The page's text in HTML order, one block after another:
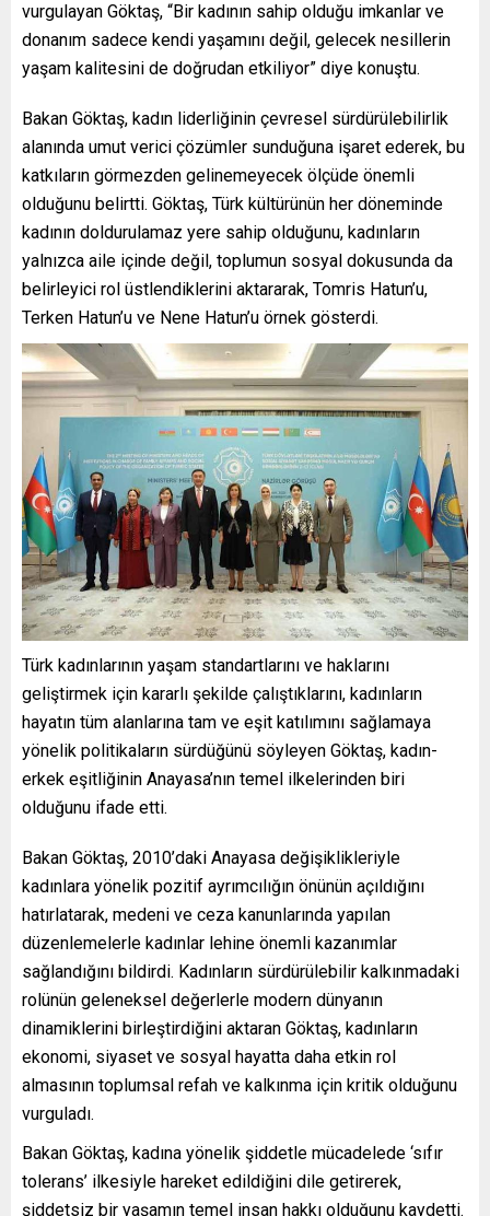
vurgulayan Göktaş, “Bir kadının sahip olduğu imkanlar ve
donanım sadece kendi yaşamını değil, gelecek nesillerin
yaşam kalitesini de doğrudan etkiliyor” diye konuştu.
Bakan Göktaş, kadın liderliğinin çevresel sürdürülebilirlik
alanında umut verici çözümler sunduğuna işaret ederek, bu
katkıların görmezden gelinemeyecek ölçüde önemli
olduğunu belirtti. Göktaş, Türk kültürünün her döneminde
kadının doldurulamaz yere sahip olduğunu, kadınların
yalnızca aile içinde değil, toplumun sosyal dokusunda da
belirleyici rol üstlendiklerini aktararak, Tomris Hatun’u,
Terken Hatun’u ve Nene Hatun’u örnek gösterdi.
Türk kadınlarının yaşam standartlarını ve haklarını
geliştirmek için kararlı şekilde çalıştıklarını, kadınların
hayatın tüm alanlarına tam ve eşit katılımını sağlamaya
yönelik politikaların sürdüğünü söyleyen Göktaş, kadın-
erkek eşitliğinin Anayasa’nın temel ilkelerinden biri
olduğunu ifade etti.
Bakan Göktaş, 2010’daki Anayasa değişiklikleriyle
kadınlara yönelik pozitif ayrımcılığın önünün açıldığını
hatırlatarak, medeni ve ceza kanunlarında yapılan
düzenlemelerle kadınlar lehine önemli kazanımlar
sağlandığını bildirdi. Kadınların sürdürülebilir kalkınmadaki
rolünün geleneksel değerlerle modern dünyanın
dinamiklerini birleştirdiğini aktaran Göktaş, kadınların
ekonomi, siyaset ve sosyal hayatta daha etkin rol
almasının toplumsal refah ve kalkınma için kritik olduğunu
vurguladı.
Bakan Göktaş, kadına yönelik şiddetle mücadelede ‘sıfır
tolerans’ ilkesiyle hareket edildiğini dile getirerek,
şiddetsiz bir yaşamın temel insan hakkı olduğunu kaydetti.